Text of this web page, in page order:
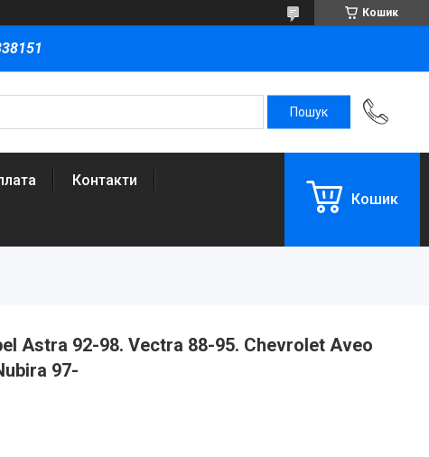
Кошик
Контакти
Кошик
Astra 92-98. Vectra 88-95. Chevrolet Aveo
97-